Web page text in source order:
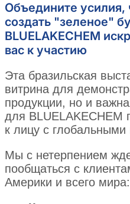
Объедините усилия,
создать "зеленое"
BLUELAKECHEM
вас к участию
Эта бразильская
витрина для
продукции, но и
для BLUELAKECHEM
к лицу с глобальными
Мы с нетерпением
пообщаться с
Америки и всего мира: